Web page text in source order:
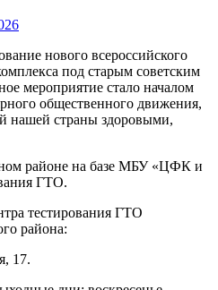
нового всероссийского
под старым советским
мероприятие стало началом
общественного движения,
нашей страны здоровыми,
районе на базе МБУ «ЦФК и
ГТО.
тестирования ГТО
района:
17.